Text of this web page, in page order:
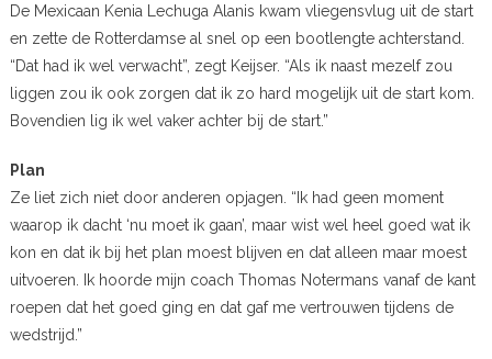
De Mexicaan Kenia Lechuga Alanis kwam vliegensvlug uit de start
en zette de Rotterdamse al snel op een bootlengte achterstand.
“Dat had ik wel verwacht”, zegt Keijser. “Als ik naast mezelf zou
liggen zou ik ook zorgen dat ik zo hard mogelijk uit de start kom.
Bovendien lig ik wel vaker achter bij de start.”
Plan
Ze liet zich niet door anderen opjagen. “Ik had geen moment
waarop ik dacht ‘nu moet ik gaan’, maar wist wel heel goed wat ik
kon en dat ik bij het plan moest blijven en dat alleen maar moest
uitvoeren. Ik hoorde mijn coach Thomas Notermans vanaf de kant
roepen dat het goed ging en dat gaf me vertrouwen tijdens de
wedstrijd.”